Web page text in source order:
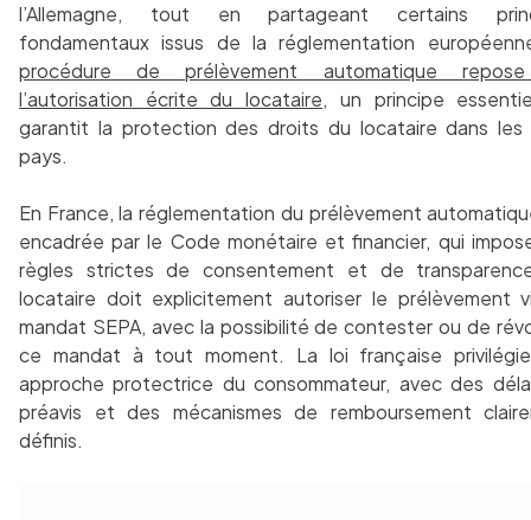
l’Allemagne, tout en partageant certains
fondamentaux issus de la réglementation
procédure de prélèvement automatique
l’autorisation écrite du locataire, un principe
garantit la protection des droits du locataire dans les
pays.
En France, la réglementation du prélèvement
encadrée par le Code monétaire et financier, qui
règles strictes de consentement et de
locataire doit explicitement autoriser le prélèvement
mandat SEPA, avec la possibilité de contester ou de
ce mandat à tout moment. La loi française
approche protectrice du consommateur, avec des
préavis et des mécanismes de remboursement
définis.